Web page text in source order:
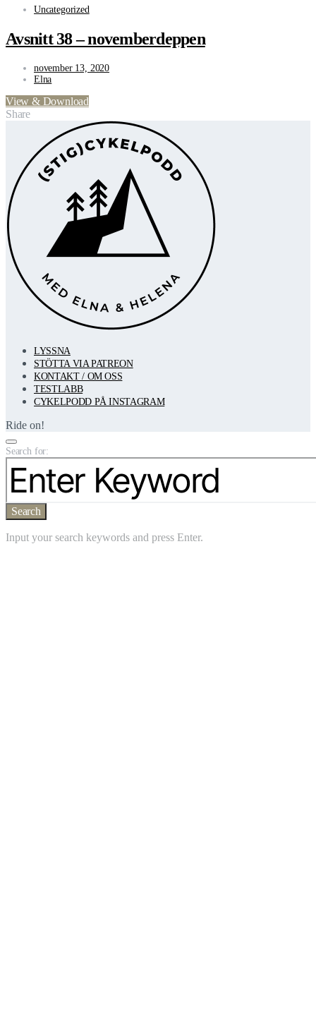
Uncategorized
Avsnitt 38 – novemberdeppen
november 13, 2020
Elna
View & Download
Share
LYSSNA
STÖTTA VIA PATREON
KONTAKT / OM OSS
TESTLABB
CYKELPODD PÅ INSTAGRAM
Ride on!
Search for:
Search
Input your search keywords and press Enter.